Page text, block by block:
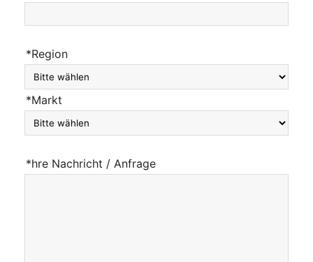
*Region
*Markt
*hre Nachricht / Anfrage